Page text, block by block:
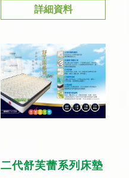
詳細資料
二代舒芙蕾系列床墊